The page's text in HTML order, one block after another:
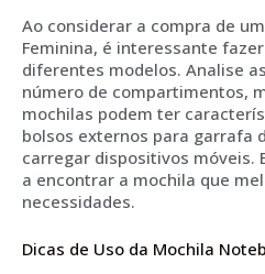
Ao considerar a compra de
Feminina, é interessante
diferentes modelos. Analise
número de compartimentos,
mochilas podem ter
bolsos externos para garrafa
carregar dispositivos móveis.
a encontrar a mochila que
necessidades.
Dicas de Uso da Mochila